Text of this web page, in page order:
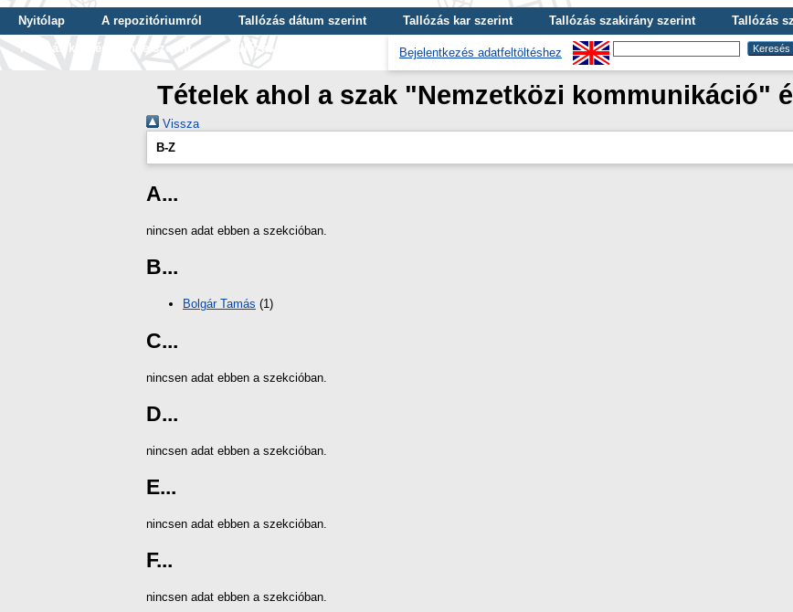
Nyitólap A repozitóriumról Tallózás dátum szerint Tallózás kar szerint Tallózás szakirány szerint Tallózás
Tallózás képzés szintje szerint
Tallózás kulcsszó szerint Bejelentkezés adatfeltöltéshez
Tételek ahol a szak "Nemzetközi kommunikáció"
Vissza
B-Z
A...
nincsen adat ebben a szekcióban.
B...
Bolgár Tamás (1)
C...
nincsen adat ebben a szekcióban.
D...
nincsen adat ebben a szekcióban.
E...
nincsen adat ebben a szekcióban.
F...
nincsen adat ebben a szekcióban.